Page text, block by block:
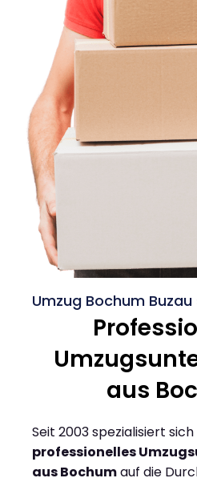
Umzug Bochum
aus
Seit 2003 spezialisiert
professionelles
aus Bochumauf die